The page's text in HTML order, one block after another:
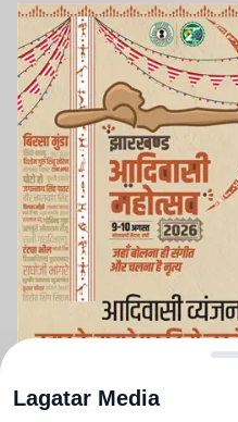
Lagatar Media